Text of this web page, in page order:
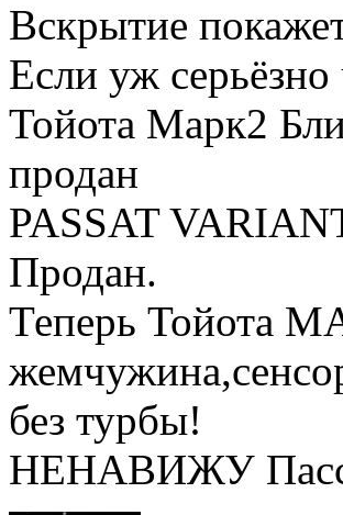
Вскрытие
Если уж серьёзно
Тойота Марк2
продан
PASSAT
Продан.
Теперь Тойота
без турбы!
НЕНАВИЖУ